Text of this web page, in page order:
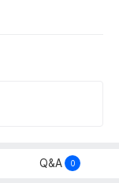
Q&A 0